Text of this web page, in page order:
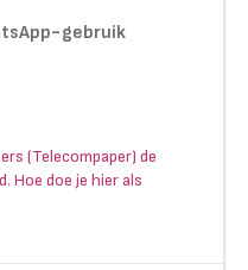
gebruik
(Telecompaper) de
Hoe doe je hier als